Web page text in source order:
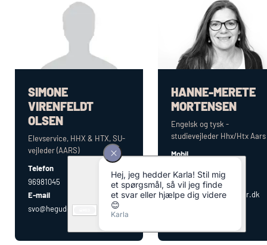
SIMONE
VIRENFELDT
OLSEN
Elevservice, HHX & HTX, SU-
vejleder (AARS)
Telefon
96981045
E-mail
svo@heguddannelser.dk
HANNE-MERETE
MORTENSEN
Engelsk og tysk -
studievejleder Hhx/HtxAars
Mobil
E-mail
hmm@heguddannelser.dk